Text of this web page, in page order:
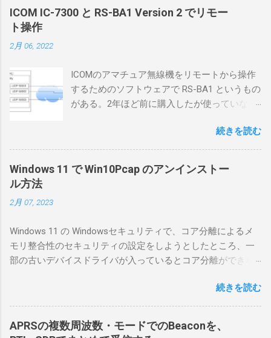
ICOM IC-7300 と RS-BA1 Version 2 でリモー
ト操作
2月 06, 2022
ICOMのアマチュア無線機をリモートから操作
するためのソフトウェアで RS-BA1 というもの
がある。2年ほど前に購入したが使っていなか
としているので、リモートから操作できる無
線局構築のために、真面目に使ってみること
くだろうと思ったのだが、ちっともそんなに
合は、下記のこれらものが必要である ICOMの
無線機。 今回は私が持っているIC-7300を使
う。 無線機側(サーバ側) のWindows PC。 今
を入れて使っている。 TPMとか入っているの
でBitLockerのDisk暗号化もでき、遠隔地で盗難
にあってもデータ流出の危険性が少ないかな
続きを読む
Windows 11 で Win10Pcap のアンインストー
ル方法
2月 07, 2023
Windows 11 の Windowsセキュリティで、コア分離によるメ
モリ整合性のセキュリティの設定をしようとしたところ、一
部の古いデバイスドライバが入っているとコア分離ができな
で利用する Win10Pcap.sys が入っているためにコア分離がで
きないとエラーが出ておりました。 アンインストールのプロ
グラムなどを走らせてもアンインストールできなかったの
で、どのように実行すればよいのか調べながら実施しまし
続きを読む
APRSの複数周波数・モードでのBeaconを、